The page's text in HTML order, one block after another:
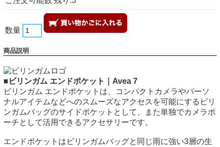
数量
商品説明
■ビリンガム エンドポケット｜Avea 7
ビリンガム エンドポケットは、コンパクトカメラやパーソ
ナルアイテムなどへのスムーズなアクセスを可能にするビリ
ンガムバッグのサイドポケットとして、また単独でカメラポ
ーチとして活用できるアクセサリーです。
エンドポケットはビリンガムバッグと同じ雨に強い3層の生